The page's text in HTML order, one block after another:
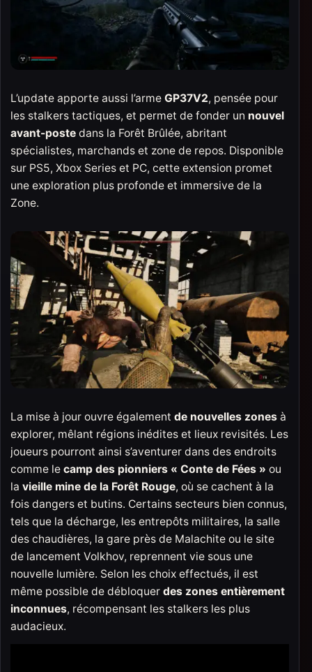
L’update apporte aussi l’arme GP37V2, pensée pour
les stalkers tactiques, et permet de fonder un nouvel
avant-poste dans la Forêt Brûlée, abritant
spécialistes, marchands et zone de repos. Disponible
sur PS5, Xbox Series et PC, cette extension promet
une exploration plus profonde et immersive de la
Zone.
La mise à jour ouvre également de nouvelles zones à
explorer, mêlant régions inédites et lieux revisités. Les
joueurs pourront ainsi s’aventurer dans des endroits
comme le camp des pionniers « Conte de Fées » ou
la vieille mine de la Forêt Rouge, où se cachent à la
fois dangers et butins. Certains secteurs bien connus,
tels que la décharge, les entrepôts militaires, la salle
des chaudières, la gare près de Malachite ou le site
de lancement Volkhov, reprennent vie sous une
nouvelle lumière. Selon les choix effectués, il est
même possible de débloquer des zones entièrement
inconnues, récompensant les stalkers les plus
audacieux.